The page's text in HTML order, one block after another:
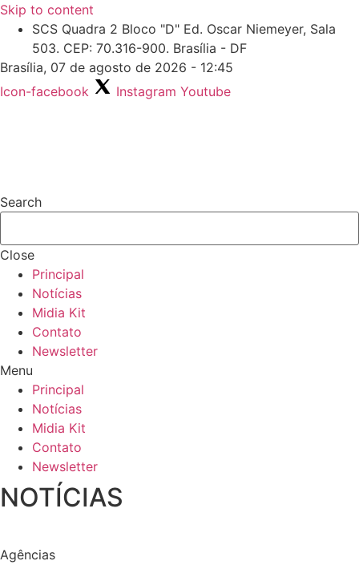
Skip to content
SCS Quadra 2 Bloco "D" Ed. Oscar Niemeyer, Sala
503. CEP: 70.316-900. Brasília - DF
Brasília, 07 de agosto de 2026 - 12:45
Icon-facebook
Instagram Youtube
Search
Close
Principal
Notícias
Midia Kit
Contato
Newsletter
Menu
Principal
Notícias
Midia Kit
Contato
Newsletter
NOTÍCIAS
Agências